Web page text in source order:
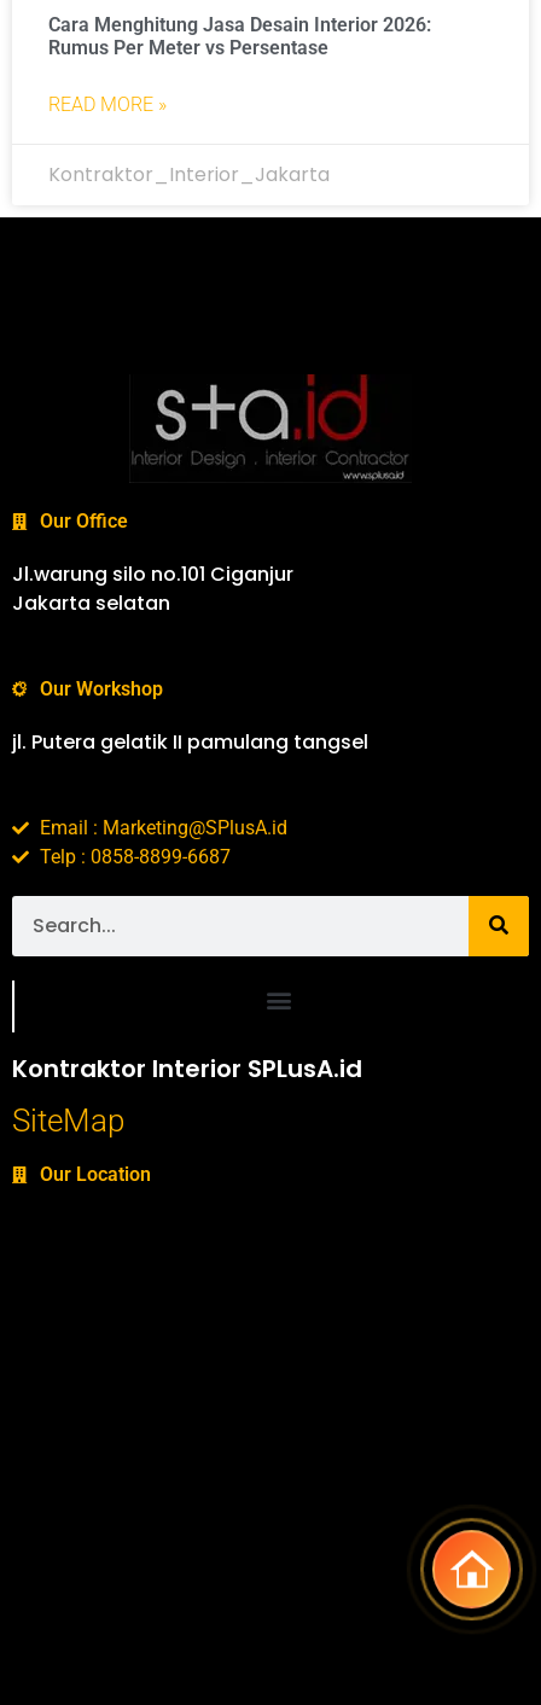
Cara Menghitung Jasa Desain Interior 2026:
Rumus Per Meter vs Persentase
READ MORE »
Kontraktor_Interior_Jakarta
Our Office
Jl.warung silo no.101 Ciganjur
Jakarta selatan
Our Workshop
jl. Putera gelatik II pamulang tangsel
Email : Marketing@SPlusA.id
Telp : 0858-8899-6687
Kontraktor Interior SPLusA.id
SiteMap
Our Location